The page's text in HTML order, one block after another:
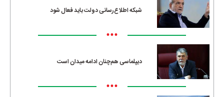
شبکه اطلاع‌رسانی دولت باید فعال شود
•••
دیپلماسی هم‌چنان ادامه میدان است
•••